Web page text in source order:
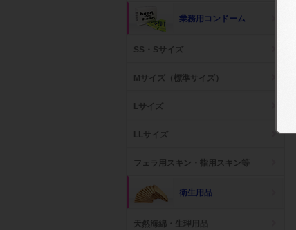
業務用コンドーム
SS・Sサイズ
Mサイズ（標準サイズ）
Lサイズ
LLサイズ
フェラ用スキン・指用スキン等
衛生用品
天然海綿・生理用品